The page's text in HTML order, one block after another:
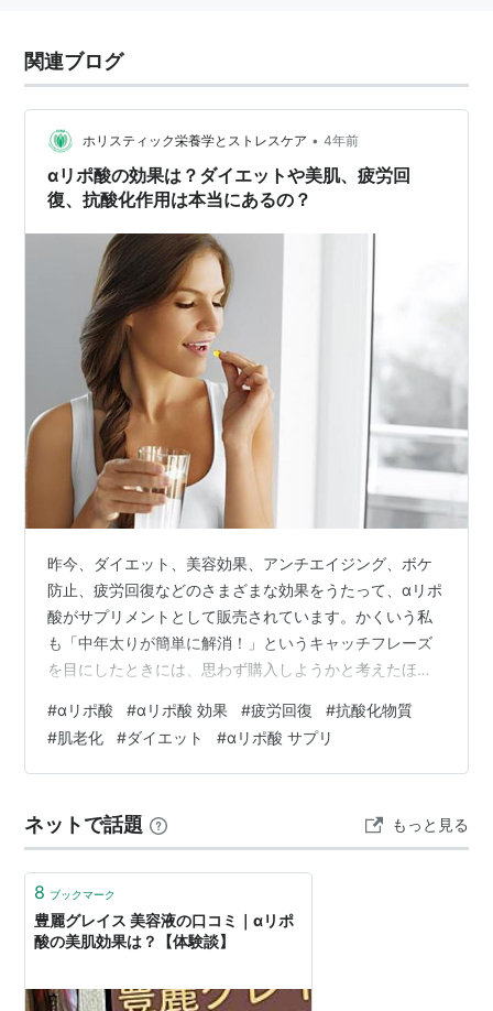
関連ブログ
ホリスティック栄養学とストレスケア • 4年前
αリポ酸の効果は？ダイエットや美肌、疲労回
復、抗酸化作用は本当にあるの？
昨今、ダイエット、美容効果、アンチエイジング、ボケ
防止、疲労回復などのさまざまな効果をうたって、αリポ
酸がサプリメントとして販売されています。かくいう私
も「中年太りが簡単に解消！」というキャッチフレーズ
を目にしたときには、思わず購入しようかと考えたほど
が気になり、食べる物に気をつけているつもりなのに体
重は増える一方...。そんな悩みを抱える人にとっては、
飲むだけで簡単に悩みが解消されるとあれば、つい手を
に効果はあるのでしょうか？ 今回は悩める中高年にとっ
て、救世主のようなαリポ酸について、その働…
#αリポ酸 #αリポ酸 効果 #疲労回復 #抗酸化物質
#肌老化 #ダイエット #αリポ酸 サプリ
ネットで話題 もっと見る
8 ブックマーク
豊麗グレイス 美容液の口コミ｜αリポ
酸の美肌効果は？【体験談】